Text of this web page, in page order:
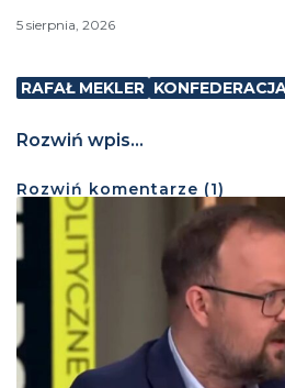
5 sierpnia, 2026
RAFAŁ MEKLER
Rozwiń wpis...
Rozwiń komentarze (1)